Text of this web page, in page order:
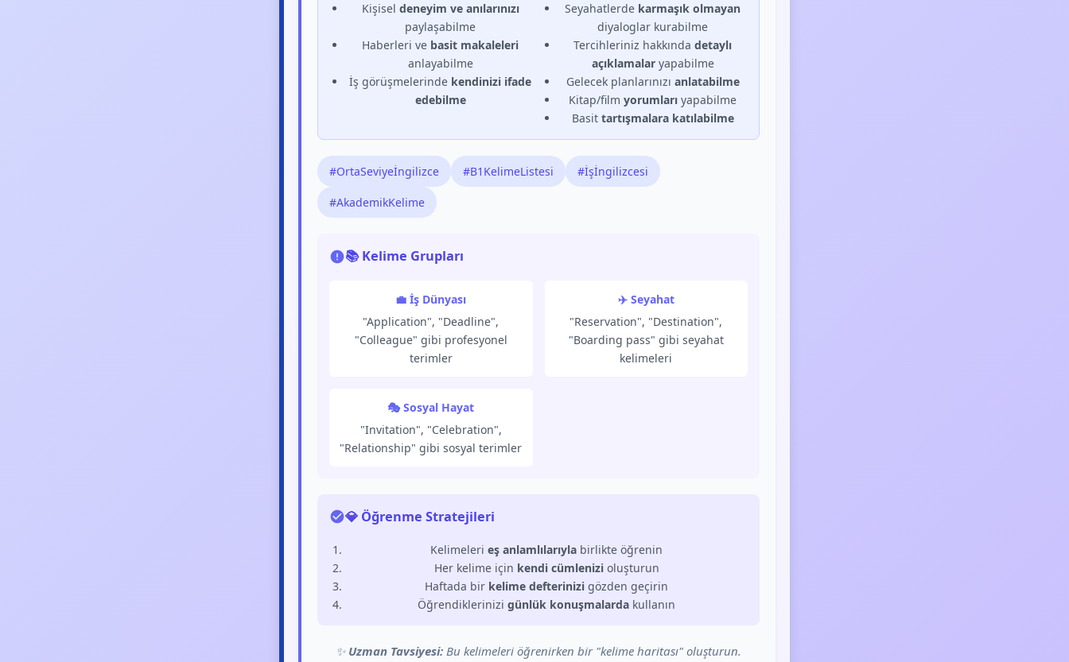
Kişisel deneyim ve anılarınızı
paylaşabilme
Haberleri ve basit makaleleri
anlayabilme
İş görüşmelerinde kendinizi ifade
edebilme
Seyahatlerde karmaşık olmayan
diyaloglar kurabilme
Tercihleriniz hakkında detaylı
açıklamalaryapabilme
Gelecek planlarınızı anlatabilme
Kitap/film yorumları yapabilme
Basit tartışmalara katılabilme
#OrtaSeviyeİngilizce #B1KelimeListesi #İşİngilizcesi
#AkademikKelime
📚 Kelime Grupları
💼 İş Dünyası
"Application", "Deadline",
"Colleague" gibi profesyonel
terimler
✈️ Seyahat
"Reservation", "Destination",
"Boarding pass" gibi seyahat
kelimeleri
🎭 Sosyal Hayat
"Invitation", "Celebration",
"Relationship" gibi sosyal terimler
💎 Öğrenme Stratejileri
Kelimeleri eş anlamlılarıyla birlikte öğrenin
Her kelime için kendi cümlenizioluşturun
Haftada bir kelime defterinizi gözden geçirin
Öğrendiklerinizi günlük konuşmalarda kullanın
✨ Uzman Tavsiyesi: Bu kelimeleri öğrenirken bir "kelime haritası" oluşturun.